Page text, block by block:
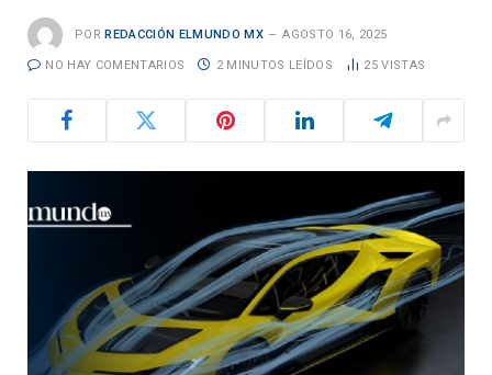
POR REDACCIÓN ELMUNDO MX AGOSTO 16, 2025
NO HAY COMENTARIOS 2 MINUTOS LEÍDOS 25VISTAS